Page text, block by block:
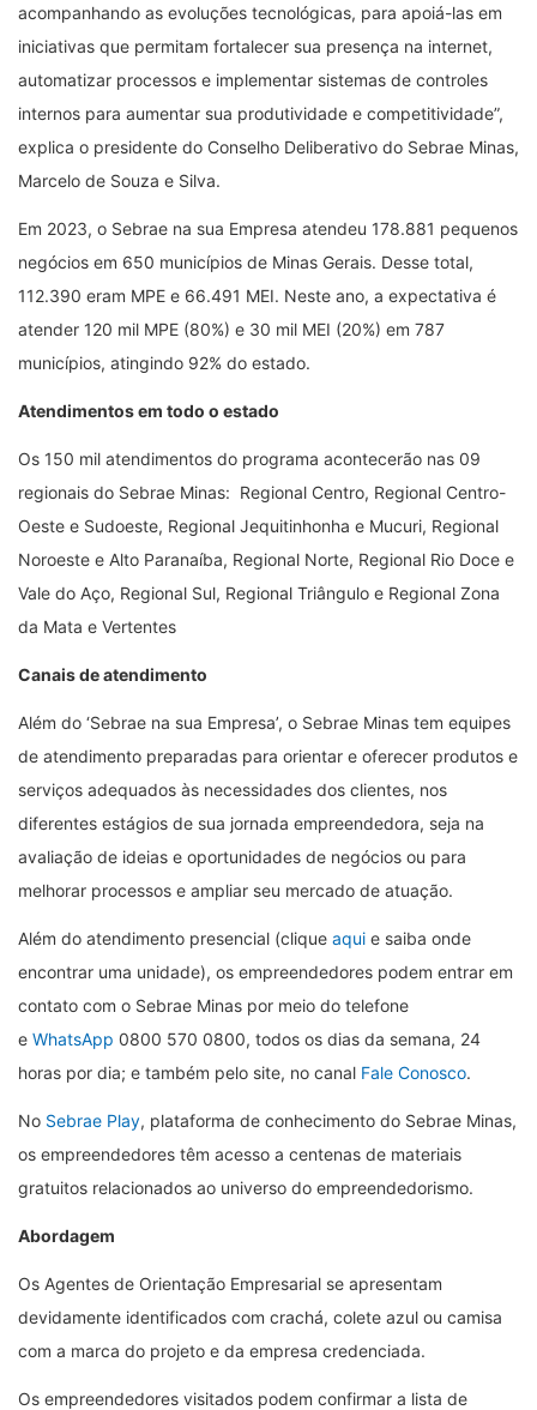
acompanhando as evoluções tecnológicas, para apoiá-las em
iniciativas que permitam fortalecer sua presença na internet,
automatizar processos e implementar sistemas de controles
internos para aumentar sua produtividade e competitividade”,
explica o presidente do Conselho Deliberativo do Sebrae Minas,
Marcelo de Souza e Silva.
Em 2023, o Sebrae na sua Empresa atendeu 178.881 pequenos
negócios em 650 municípios de Minas Gerais. Desse total,
112.390 eram MPE e 66.491 MEI. Neste ano, a expectativa é
atender 120 mil MPE (80%) e 30 mil MEI (20%) em 787
municípios, atingindo 92% do estado.
Atendimentos em todo o estado
Os 150 mil atendimentos do programa acontecerão nas 09
regionais do Sebrae Minas: Regional Centro, Regional Centro-
Oeste e Sudoeste, Regional Jequitinhonha e Mucuri, Regional
Noroeste e Alto Paranaíba, Regional Norte, Regional Rio Doce e
Vale do Aço, Regional Sul, Regional Triângulo e Regional Zona
da Mata e Vertentes
Canais de atendimento
Além do ‘Sebrae na sua Empresa’, o Sebrae Minas tem equipes
de atendimento preparadas para orientar e oferecer produtos e
serviços adequados às necessidades dos clientes, nos
diferentes estágios de sua jornada empreendedora, seja na
avaliação de ideias e oportunidades de negócios ou para
melhorar processos e ampliar seu mercado de atuação.
Além do atendimento presencial (clique aqui e saiba onde
encontrar uma unidade), os empreendedores podem entrar em
contato com o Sebrae Minas por meio do telefone
e WhatsApp 0800 570 0800, todos os dias da semana, 24
horas por dia; e também pelo site, no canal Fale Conosco.
No Sebrae Play, plataforma de conhecimento do Sebrae Minas,
os empreendedores têm acesso a centenas de materiais
gratuitos relacionados ao universo do empreendedorismo.
Abordagem
Os Agentes de Orientação Empresarial se apresentam
devidamente identificados com crachá, colete azul ou camisa
com a marca do projeto e da empresa credenciada.
Os empreendedores visitados podem confirmar a lista de